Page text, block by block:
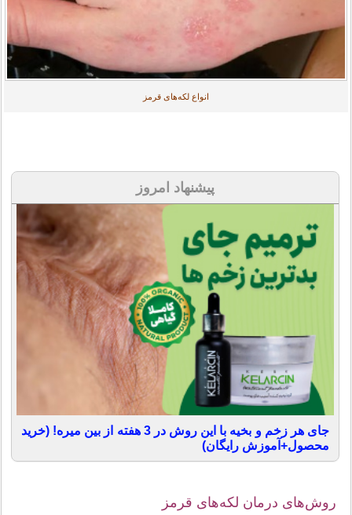
انواع لکه‌های قرمز
پیشنهاد امروز
جای هر زخم و بخیه با این روش در 3 هفته از بین میره! (خرید
محصول+آموزش رایگان)
روش‌های درمان لکه‌های قرمز